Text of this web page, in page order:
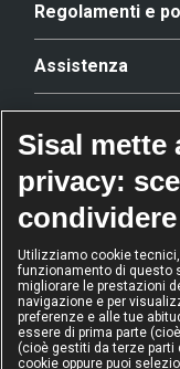
Regolamenti e
Assistenza
Riconoscimenti
2024
Operatore
dell'anno
Sisal mette
privacy:
condividere
Utilizziamo cookie
funzionamento di questo
migliorare le prestazioni
navigazione e per
preferenze e alle tue
essere di prima parte
(cioè gestiti da terze parti
cookie oppure puoi